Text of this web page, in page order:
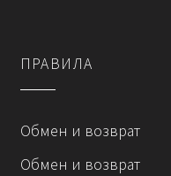
ПРАВИЛА
Обмен и возврат
Обмен и возврат